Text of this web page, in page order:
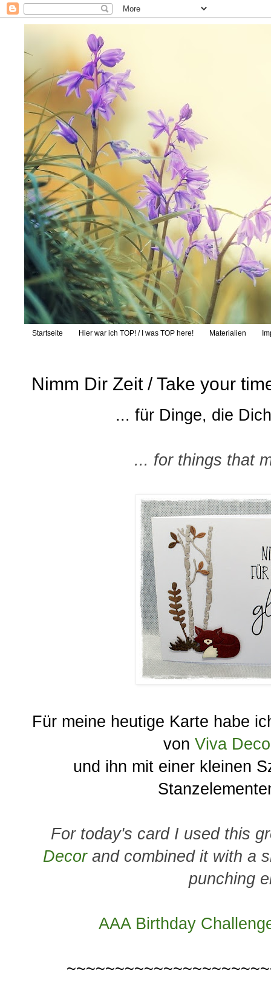
Startseite Hier war ich TOP! / I was TOP here! Materialien
Nimm Dir Zeit / Take your
... für Dinge, die
... for things that
Für meine heutige Karte habe
von Viva
und ihn mit einer kleinen
For today's card I used this
Decorand combined it with a
punching
AAA Birthday